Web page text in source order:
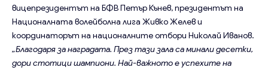
вицепрезидентът на БФВ Петър Кънев, президентът на
Националната волейболна лига Живко Желев и
координаторът на националните отбори Николай Иванов.
„Благодаря за наградата. През тази зала са минали десетки,
дори стотици шампиони. Най-важното е успехите на